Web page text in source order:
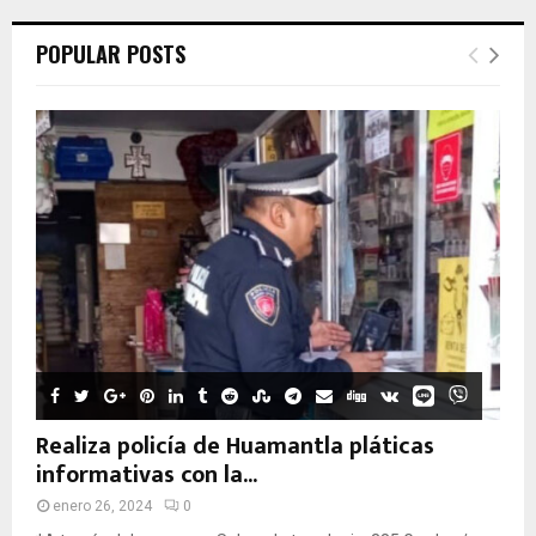
POPULAR POSTS
Realiza policía de Huamantla pláticas
informativas con la...
enero 26, 2024 0